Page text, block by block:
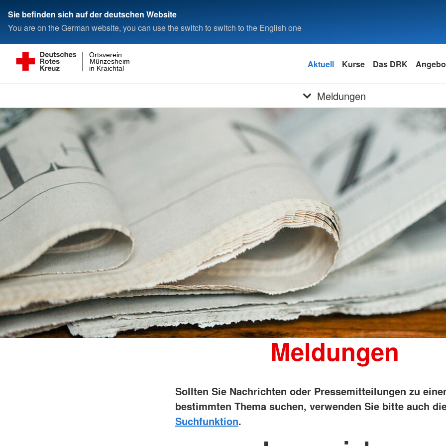
Sie befinden sich auf der deutschen Website
You are on the German website, you can use the switch to switch to the English one
in Kraichtal
Münzesheim
Ortsverein
Aktuell Kurse Das DRK
Meldungen
Meldungen
Sollten Sie Nachrichten oder Pressemitteilungen zu
bestimmten Thema suchen, verwenden Sie bitte auch
Suchfunktion.